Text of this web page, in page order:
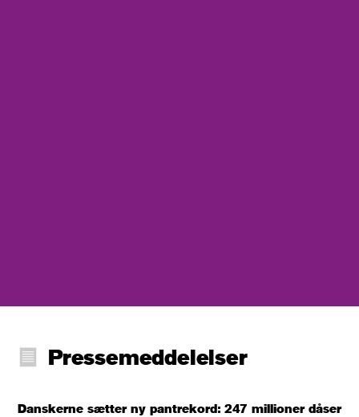
Pressemeddelelser
Danskerne sætter ny pantrekord: 247 millioner dåser